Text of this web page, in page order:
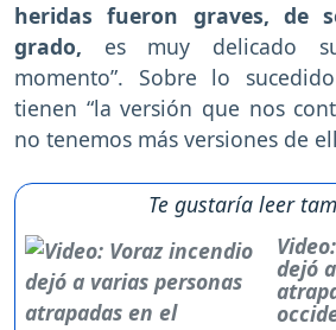
heridas fueron graves, de
grado, es muy delicado
momento”. Sobre lo
tienen “la versión que nos
no tenemos más versiones de
Te gustaría leer
dejó